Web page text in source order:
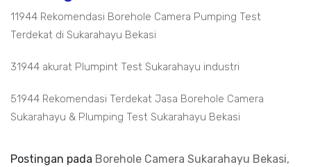
11944 Rekomendasi Borehole Camera Pumping Test
Terdekat di Sukarahayu Bekasi
31944 akurat Plumpint Test Sukarahayu industri
51944 Rekomendasi Terdekat Jasa Borehole Camera
Sukarahayu & Plumping Test Sukarahayu Bekasi
Postingan pada Borehole Camera Sukarahayu Bekasi,